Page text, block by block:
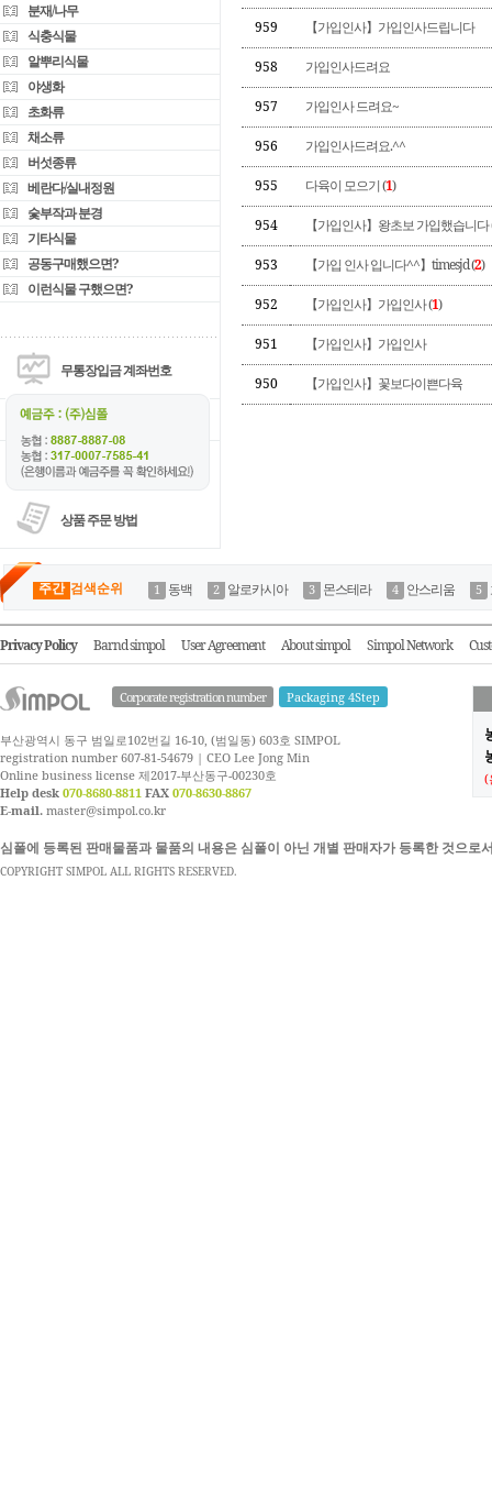
분재/나무
식충식물
알뿌리식물
야생화
초화류
채소류
버섯종류
베란다/실내정원
숯부작과 분경
기타식물
공동구매했으면?
이런식물 구했으면?
무통장입금 계좌번호
상품 주문 방법
959 【가입인사】가입인사드립니다
958 가입인사드려요
957 가입인사 드려요~
956 가입인사드려요.^^
955 다육이 모으기 (1)
954 【가입인사】왕초보 가입했습니다
953 【가입 인사 입니다^^】timesjd (2)
952 【가입인사】가입인사 (1)
951 【가입인사】가입인사
950 【가입인사】꽃보다이쁜다육
주간 검색순위 동백 알로카시아 몬스테라 안스리움
Privacy Policy Barnd simpol User Agreement About simpol Simpol Network
Corporate registration number Packaging 4Step
부산광역시 동구 범일로102번길 16-10, (범일동) 603호 SIMPOL
registration number 607-81-54679 | CEO Lee Jong Min
Online business license 제2017-부산동구-00230호
Help desk 070-8680-8811 FAX 070-8630-8867
E-mail. master@simpol.co.kr
(
심폴에 등록된 판매물품과 물품의 내용은 심폴이 아닌 개별 판매자가 등록한 것으
COPYRIGHT SIMPOL ALL RIGHTS RESERVED.